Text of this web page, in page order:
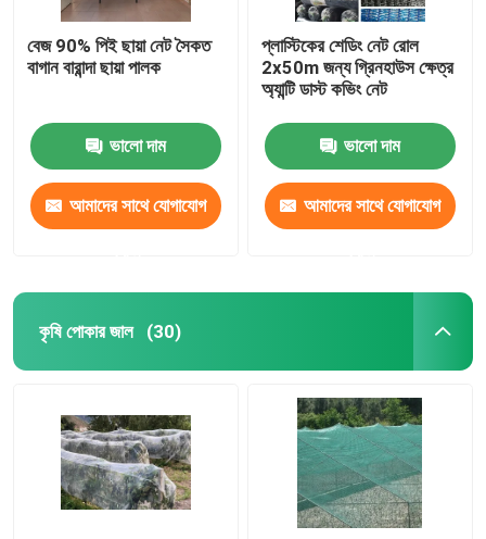
বেজ 90% পিই ছায়া নেট সৈকত
বাগান বারান্দা ছায়া পালক
ভালো দাম
আমাদের সাথে যোগাযোগ
প্লাস্টিকের শেডিং নেট রোল
2x50m জন্য গ্রিনহাউস ক্ষেত্র
অ্যান্টি ডাস্ট কভিং নেট
ভালো দাম
আমাদের সাথে যোগাযোগ
কৃষি পোকার জাল (30)